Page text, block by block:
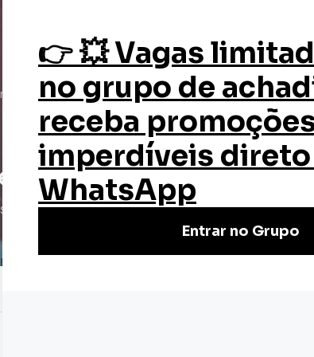
Cursos Quem Somos Certificado
começar um negócio próprio e 5 dicas para ter sucesso
negócio próprio
sucesso
começar um negócio próprio para...